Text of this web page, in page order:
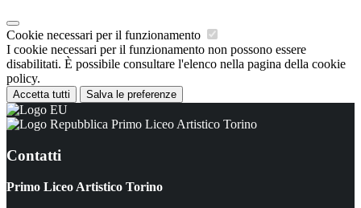
Cookie necessari per il funzionamento
I cookie necessari per il funzionamento non possono essere
disabilitati. È possibile consultare l'elenco nella pagina della cookie
policy.
Accetta tutti Salva le preferenze
Primo Liceo Artistico Torino
Contatti
Primo Liceo Artistico Torino